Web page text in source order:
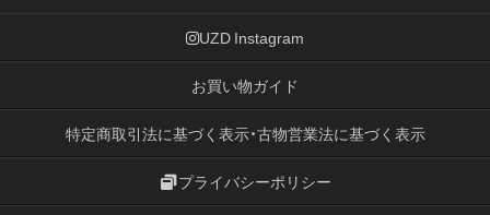
UZD Instagram
お買い物ガイド
特定商取引法に基づく表示・古物営業法に基づく表示
プライバシーポリシー